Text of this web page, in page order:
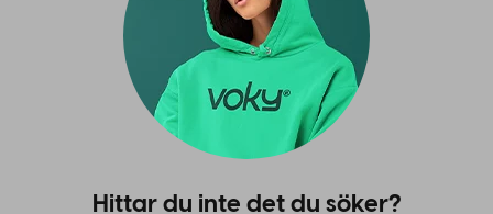
Hittar du inte det du söker?